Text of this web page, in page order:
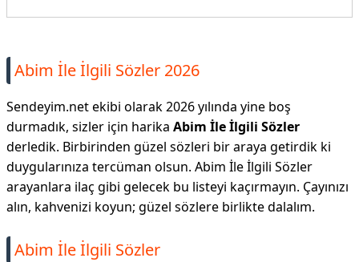
Abim İle İlgili Sözler 2026
Sendeyim.net ekibi olarak 2026 yılında yine boş
durmadık, sizler için harika Abim İle İlgili Sözler
derledik. Birbirinden güzel sözleri bir araya getirdik ki
duygularınıza tercüman olsun. Abim İle İlgili Sözler
arayanlara ilaç gibi gelecek bu listeyi kaçırmayın. Çayınızı
alın, kahvenizi koyun; güzel sözlere birlikte dalalım.
Abim İle İlgili Sözler